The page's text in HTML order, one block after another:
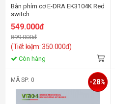
Bàn phím cơ E-DRA EK3104K Red
switch
549.000đ
899.000đ
(Tiết kiệm: 350.000đ)
Còn hàng
MÃ SP: 0 -28%